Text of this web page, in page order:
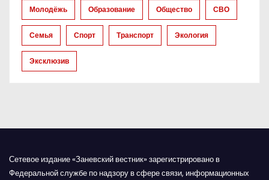
пМолодёжь Образование Общество СВО
Семья Спорт Транспорт Экология
Эксклюзив
Сетевое издание «Заневский вестник» зарегистрировано в
Федеральной службе по надзору в сфере связи, информационных